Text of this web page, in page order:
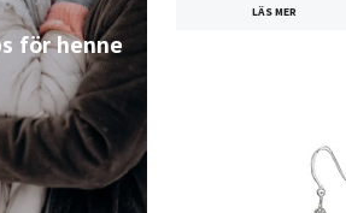
för henne
LÄS MER